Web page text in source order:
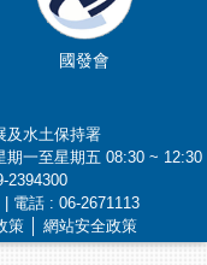
國發會
及水土保持署
一至星期五 08:30 ~ 12:30
2394300
電話 : 06-2671113
策│ 網站安全政策